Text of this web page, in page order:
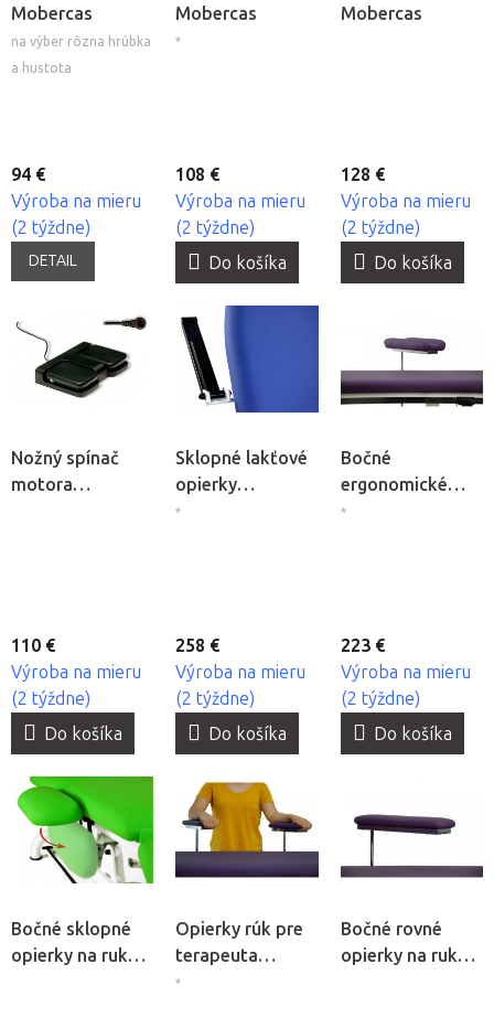
Mobercas
na výber rôzna hrúbka
a hustota
94 €
Výroba na mieru
(2 týždne)
DETAIL
Mobercas
*
108 €
Výroba na mieru
(2 týždne)
Do košíka
Mobercas
128 €
Výroba na mieru
(2 týždne)
Do košíka
Nožný spínač
motora
110 €
Výroba na mieru
(2 týždne)
Do košíka
Sklopné lakťové
opierky
Mobercas
*
258 €
Výroba na mieru
(2 týždne)
Do košíka
Bočné
ergonomické
opierky na ruky
*
223 €
Výroba na mieru
(2 týždne)
Do košíka
Bočné sklopné
opierky na ruky
Opierky rúk pre
terapeuta
Mobercas, 2ks
*
Bočné rovné
opierky na ruky